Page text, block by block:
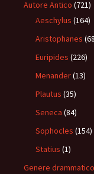
Autore Antico (721)
Aeschylus (164)
Aristophanes
Euripides (226)
Menander(13)
Plautus (35)
Seneca (84)
Sophocles (154)
Statius (1)
Genere drammatico